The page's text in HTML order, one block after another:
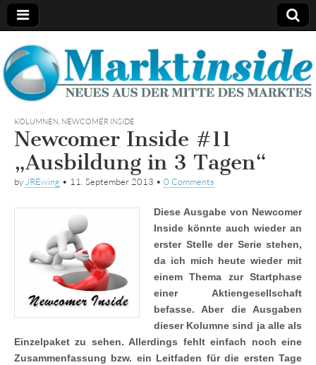
Marktinside
KOLUMNEN, NEWCOMER INSIDE
Newcomer Inside #11
„Ausbildung in 3 Tagen“
byJREwing • 11. September 2013 • 0 Comments
Diese Ausgabe von Newcomer
Inside könnte auch wieder an
erster Stelle der Serie stehen,
da ich mich heute wieder mit
einem Thema zur Startphase
einer Aktiengesellschaft
befasse. Aber die Ausgaben
dieser Kolumne sind ja alle als
Einzelpaket zu sehen. Allerdings fehlt einfach noch eine
Zusammenfassung bzw. ein Leitfaden für die ersten Tage